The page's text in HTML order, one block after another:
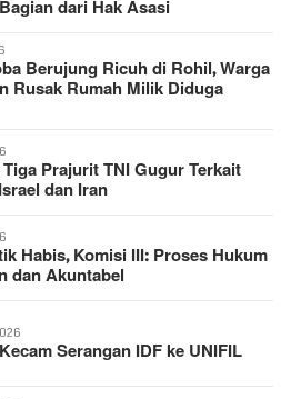
dari Hak Asasi
Berujung Ricuh di Rohil, Warga
Rusak Rumah Milik Diduga
Prajurit TNI Gugur Terkait
dan Iran
Habis, Komisi III: Proses Hukum
dan Akuntabel
Serangan IDF ke UNIFIL